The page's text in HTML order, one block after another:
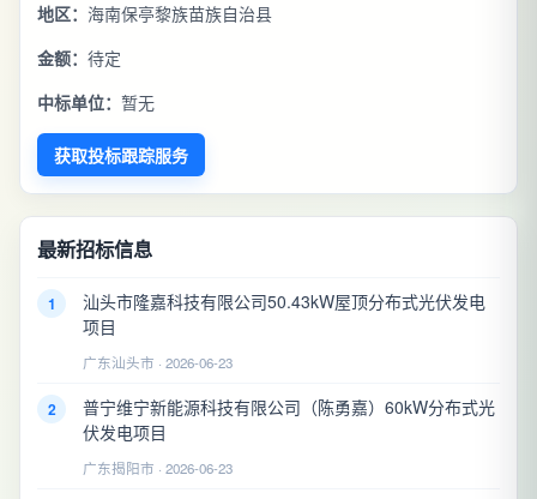
地区： 海南保亭黎族苗族自治县
金额： 待定
中标单位： 暂无
获取投标跟踪服务
最新招标信息
1
汕头市隆嘉科技有限公司50.43kW屋顶分布式光伏发电
项目
广东汕头市 · 2026-06-23
2
普宁维宁新能源科技有限公司（陈勇嘉）60kW分布式光
伏发电项目
广东揭阳市 · 2026-06-23